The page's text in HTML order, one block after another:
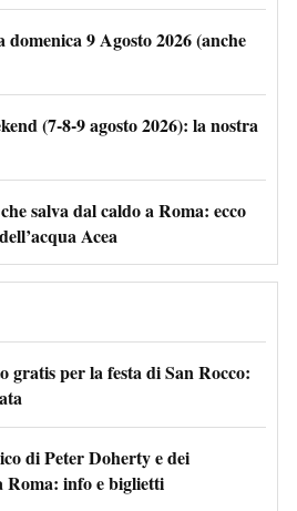
domenica 9 Agosto 2026 (anche
(7-8-9 agosto 2026): la nostra
salva dal caldo a Roma: ecco
Acea
gratis per la festa di San Rocco:
di Peter Doherty e dei
Roma: info e biglietti